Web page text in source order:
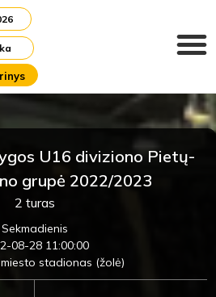
U16 diviziono Pietų-
grupė 2022/2023
2 turas
Sekmadienis
08-28 11:00:00
stadionas (žolė)